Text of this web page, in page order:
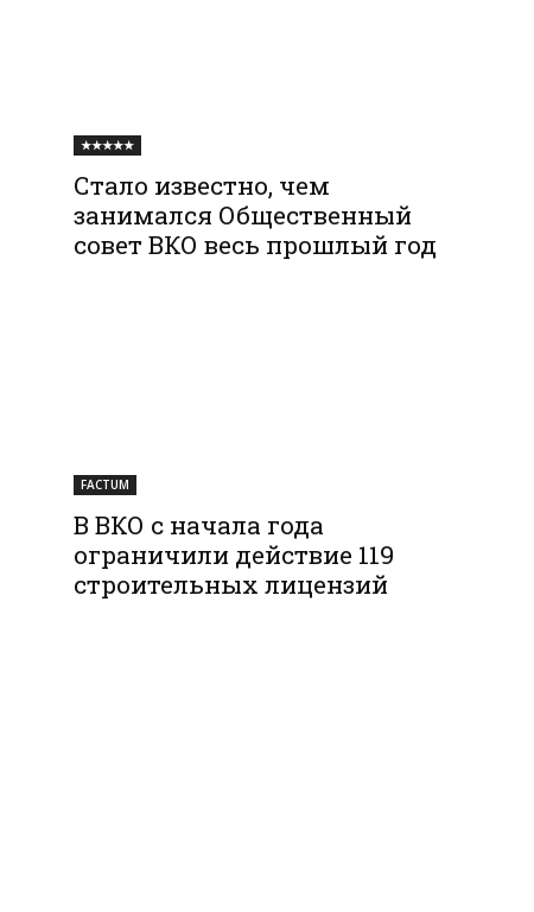
★★★★★
Стало известно, чем
занимался Общественный
совет ВКО весь прошлый год
FACTUM
В ВКО с начала года
ограничили действие 119
строительных лицензий